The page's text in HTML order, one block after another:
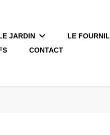
JARDIN
LE FOURNIL
CONTACT